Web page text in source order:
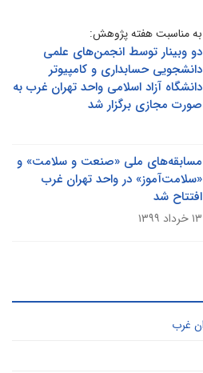
مناسبت هفته پژوهش:
وبینار توسط انجمن‌های علمی
حسابداری و کامپیوتر
آزاد اسلامی واحد تهران غرب به
مجازی برگزار شد
ملی «صنعت و سلامت» و
در واحد تهران غرب
شد